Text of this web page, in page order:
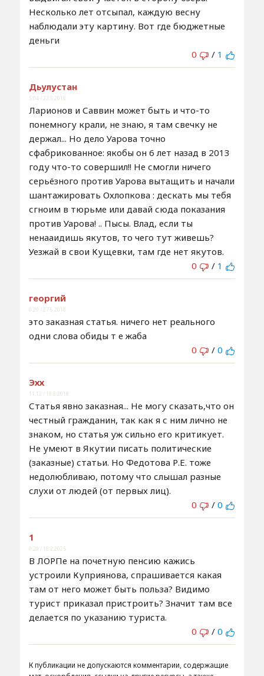
Несколько лет отсыпал, каждую весну
наблюдали эту картину. Вот где бюджетные
деньги
0
/ 1
Дьулустан
5:04 / 22.5.2018
Ларионов и Саввин может быть и что-то
понемногу крали, не знаю, я там свечку не
держал... Но дело Уарова точно
сфабрикованное: якобы он 6 лет назад в 2013
году что-то совершил!! Не смогли ничего
серьёзного против Уарова вытащить и начали
шантажировать Охлопкова : дескать мы тебя
сгноим в тюрьме или давай сюда показания
против Уарова! .. Пысы. Влад, если ты
ненааидишь якутов, то чего тут живешь?
Уезжай в свои Кущевки, там где нет якутов.
0
/ 1
георгий
0:29 / 27.6.2018
это заказная статья. ничего нет реального
одни слова обиды т е жаба
0
/ 0
Эхх
11:12 / 18.8.2018
Статья явно заказная... Не могу сказать,что он
честный гражданин, так как я с ним лично не
знаком, но статья уж сильно его критикует.
Не умеют в Якутии писать политические
(заказные) статьи. Но Федотова Р.Е. тоже
недолюбливаю, потому что слышал разные
слухи от людей (от первых лиц).
0
/ 0
1
9:29 / 18.2.2025
В ЛОРПе на почетную пенсию кажись
устроили Куприянова, спрашивается какая
там от него может быть польза? Видимо
турист приказал пристроить? Значит там все
делается по указанию туриста.
0
/ 0
К публикации не допускаются комментарии, содержащие